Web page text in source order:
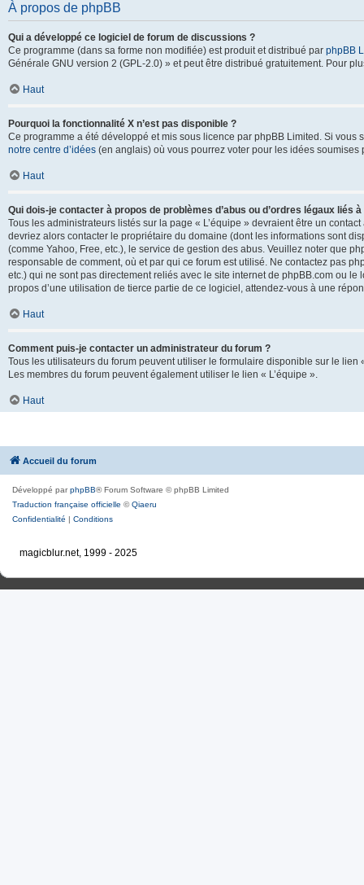
À propos de phpBB
Qui a développé ce logiciel de forum de discussions ?
Ce programme (dans sa forme non modifiée) est produit et distribué par phpBB
Générale GNU version 2 (GPL-2.0) » et peut être distribué gratuitement. Pour
Haut
Pourquoi la fonctionnalité X n’est pas disponible ?
Ce programme a été développé et mis sous licence par phpBB Limited. Si
notre centre d’idées (en anglais) où vous pourrez voter pour les idées soumises
Haut
Qui dois-je contacter à propos de problèmes d’abus ou d’ordres légaux liés
Tous les administrateurs listés sur la page « L’équipe » devraient être un
devriez alors contacter le propriétaire du domaine (dont les informations sont
(comme Yahoo, Free, etc.), le service de gestion des abus. Veuillez noter que
responsable de comment, où et par qui ce forum est utilisé. Ne contactez pas
etc.) qui ne sont pas directement reliés avec le site internet de phpBB.com ou
propos d’une utilisation de tierce partie de ce logiciel, attendez-vous à une
Haut
Comment puis-je contacter un administrateur du forum ?
Tous les utilisateurs du forum peuvent utiliser le formulaire disponible sur le
Les membres du forum peuvent également utiliser le lien « L’équipe ».
Haut
Accueil du forum
Développé parphpBB® Forum Software © phpBB Limited
Traduction française officielle ©Qiaeru
Confidentialité | Conditions
magicblur.net, 1999 - 2025